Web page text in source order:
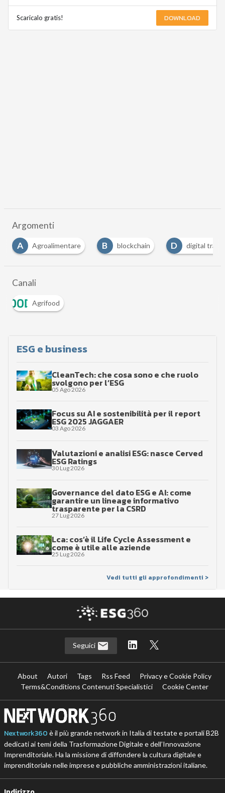
Scaricalo gratis! DOWNLOAD
Argomenti
A
Agroalimentare B blockchain D digital
Canali
Agrifood
ESG e business
CleanTech: che cosa sono e che ruolo
svolgono per l’ESG
05 Ago 2026
Focus su AI e sostenibilità per il report
ESG 2025 JAGGAER
03 Ago 2026
Valutazioni e analisi ESG: nasce Cerved
ESG Ratings
30 Lug 2026
Governance del dato ESG e AI: come
garantire un lineage informativo
trasparente per la CSRD
27 Lug 2026
Lca: cos’è il Life Cycle Assessment e
come è utile alle aziende
25 Lug 2026
Vedi tutti gli approfondimenti >
Seguici
About Autori Tags Rss Feed
Privacy e Cookie Policy
Terms&Conditions Contenuti Specialistici
Cookie Center
Nextwork360 è il più grande network in Italia di testate e portali B2B
dedicati ai temi della Trasformazione Digitale e dell’Innovazione
Imprenditoriale. Ha la missione di diffondere la cultura digitale e
imprenditoriale nelle imprese e pubbliche amministrazioni italiane.